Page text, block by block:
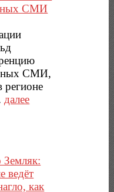
СМИ
СМИ,
регионе
далее
ведёт
как